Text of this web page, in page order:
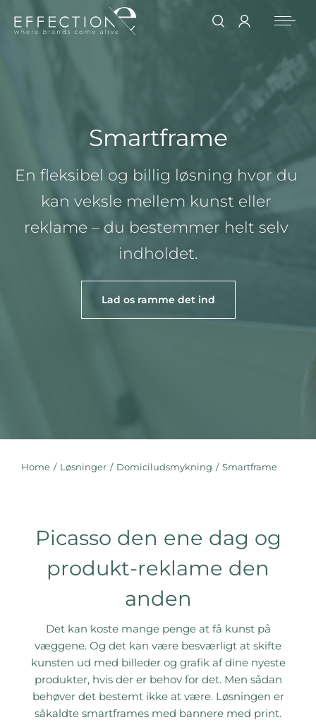
Smartframe
En fleksibel og billig løsning hvor du
kan veksle mellem kunst eller
reklame – du bestemmer helt selv
indholdet.
Lad os ramme det ind
You are here:
Home Løsninger Domiciludsmykning Smartframe
Picasso den ene dag og
produkt-reklame den
anden
Det kan koste mange penge at få kunst på
væggene. Og det kan være besværligt at skifte
kunsten ud med billeder og grafik af dine nyeste
produkter, hvis der er behov for det. Men sådan
behøver det bestemt ikke at være. Løsningen er
såkaldte smartframes med bannere med print.